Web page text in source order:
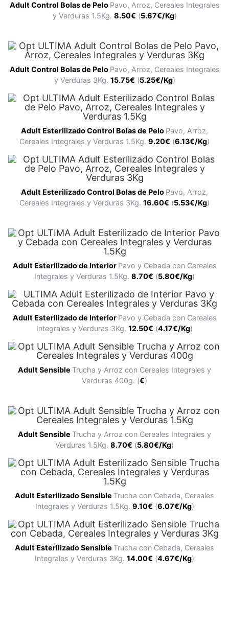
Adult Control Bolas de Pelo Pavo, Arroz, Cereales Integrales
y Verduras 1.5Kg. 8.50€ (5.67€/Kg)
Adult Control Bolas de Pelo Pavo, Arroz, Cereales Integrales
y Verduras 3Kg. 15.75€ (5.25€/Kg)
Adult Esterilizado Control Bolas de Pelo Pavo, Arroz,
Cereales Integrales y Verduras 1.5Kg. 9.20€ (6.13€/Kg)
Adult Esterilizado Control Bolas de Pelo Pavo, Arroz,
Cereales Integrales y Verduras 3Kg. 16.60€ (5.53€/Kg)
Adult Esterilizado de Interior Pavo y Cebada con Cereales
Integrales y Verduras 1.5Kg. 8.70€ (5.80€/Kg)
Adult Esterilizado de Interior Pavo y Cebada con Cereales
Integrales y Verduras 3Kg. 12.50€ (4.17€/Kg)
Adult Sensible Trucha y Arroz con Cereales Integrales y
Verduras 400g. (€)
Adult Sensible Trucha y Arroz con Cereales Integrales y
Verduras 1.5Kg. 8.70€ (5.80€/Kg)
Adult Esterilizado Sensible Trucha con Cebada, Cereales
Integrales y Verduras 1.5Kg. 9.10€ (6.07€/Kg)
Adult Esterilizado Sensible Trucha con Cebada, Cereales
Integrales y Verduras 3Kg. 14.00€ (4.67€/Kg)